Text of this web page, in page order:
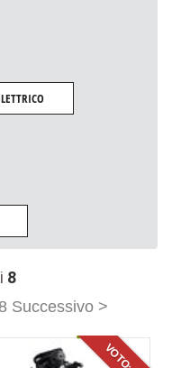
8
Successivo >